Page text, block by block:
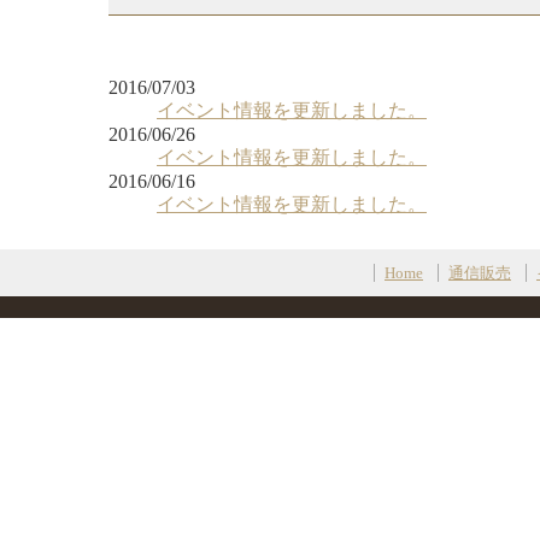
2016/07/03
イベント情報を更新しました。
2016/06/26
イベント情報を更新しました。
2016/06/16
イベント情報を更新しました。
Home 通信販売